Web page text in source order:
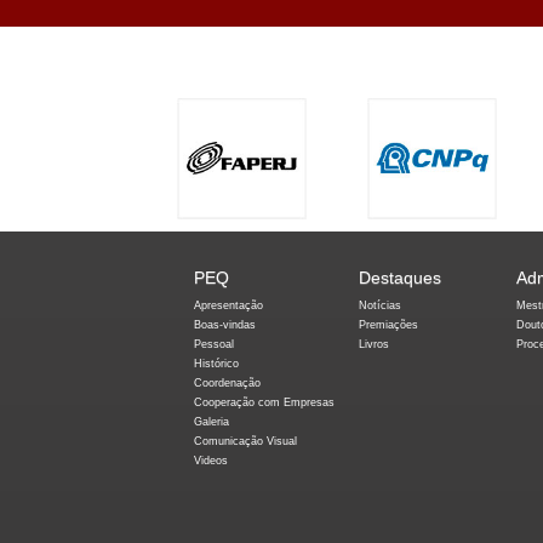
PEQ
Apresentação
Boas-vindas
Pessoal
Histórico
Coordenação
Cooperação com Empresas
Galeria
Comunicação Visual
Videos
Destaques
Notícias
Premiações
Livros